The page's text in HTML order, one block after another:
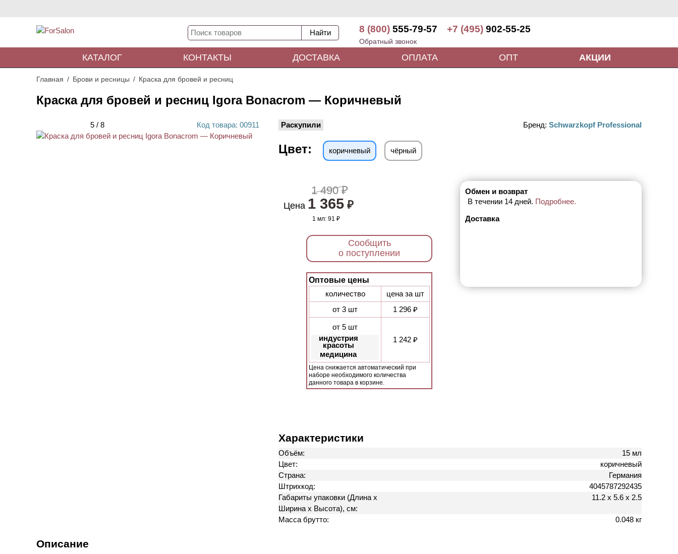
8 (800) 555-79-57 +7 (495) 902-55-25
Обратный звонок
КАТАЛОГ КОНТАКТЫ ДОСТАВКА ОПЛАТА ОПТ АКЦИИ
Главная Брови и ресницы Краска для бровей и ресниц
Краска для бровей и ресниц Igora Bonacrom — Коричневый
5 / 8 Код товара: 00911 Раскупили Бренд: Schwarzkopf Professional
Цвет: коричневый чёрный
1 490 ₽
Цена 1 365 ₽
1 мл: 91 ₽
Сообщить
о поступлении
Оптовые цены
количество
цена за шт
от 3 шт
1 296 ₽
от 5 шт
индустрия
красоты
медицина
1 242 ₽
Цена снижается автоматический при
наборе необходимого количества
данного товара в корзине.
Обмен и возврат
В течении 14 дней. Подробнее.
Доставка
Характеристики
Объём:
15 мл
Цвет:
коричневый
Страна:
Германия
Штрихкод:
4045787292435
Габариты упаковки (Длина х
Ширина х Высота), см:
11.2 х 5.6 х 2.5
Масса брутто: 0.048 кг
Описание